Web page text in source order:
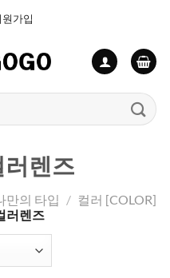
원가입
러렌즈
만의 타입 / 컬러 [COLOR]
러렌즈